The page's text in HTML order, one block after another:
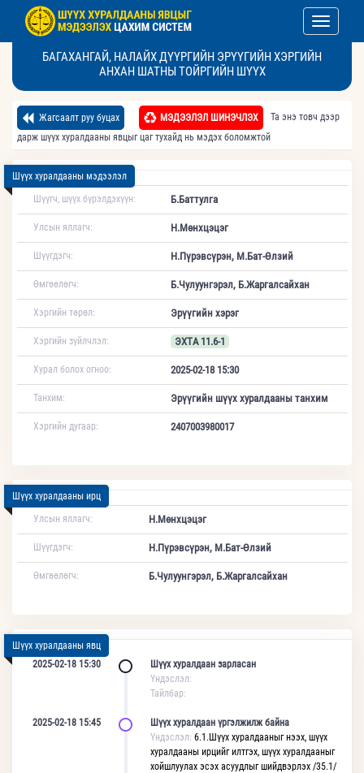
Toggle
БАГАХАНГАЙ, НАЛАЙХ ДҮҮРГИЙН ЭРҮҮГИЙН ХЭРГИЙН
АНХАН ШАТНЫ ТОЙРГИЙН ШҮҮХ
Жагсаалт руу буцах МЭДЭЭЛЭЛ ШИНЭЧЛЭХ
Та энэ товч дээр
дарж шүүх хуралдааны явцыг цаг тухайд нь мэдэх боломжтой
Шүүх хуралдааны мэдээлэл
Шүүгч, шүүх бүрэлдэхүүн:
Б.Баттулга
Улсын яллагч: Н.Мөнхцэцэг
Шүүгдэгч: Н.Пүрэвсүрэн, М.Бат-Өлзий
Өмгөөлөгч: Б.Чулуунгэрэл, Б.Жаргалсайхан
Хэргийн төрөл: Эрүүгийн хэрэг
Хэргийн зүйлчлэл: ЭХТА 11.6-1
Хурал болох огноо: 2025-02-18 15:30
Танхим: Эрүүгийн шүүх хуралдааны танхим
Хэргийн дугаар: 2407003980017
Шүүх хуралдааны ирц
Улсын яллагч:
Н.Мөнхцэцэг
Шүүгдэгч: Н.Пүрэвсүрэн, М.Бат-Өлзий
Өмгөөлөгч: Б.Чулуунгэрэл, Б.Жаргалсайхан
Шүүх хуралдааны явц
2025-02-18 15:30
Шүүх хуралдаан зарласан
Үндэслэл:
Тайлбар:
2025-02-18 15:45
Шүүх хуралдаан үргэлжилж байна
Үндэслэл: 6.1.Шүүх хуралдааныг нээх, шүүх
хуралдааны ирцийг илтгэх, шүүх хуралдааныг
хойшлуулах эсэх асуудлыг шийдвэрлэх /35.1/